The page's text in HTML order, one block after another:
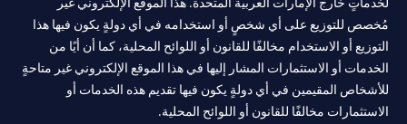
مُخصص للتوزيع على أي شخصٍ أو استخدامه في أي دولةٍ يكون فيها هذا
التوزيع أو الاستخدام مخالفًا للقانون أو اللوائح المحلية، كما أن أيًا من
الخدمات أو الاستثمارات المشار إليها في هذا الموقع الإلكتروني غير متاحةٍ
للأشخاص المقيمين في أي دولةٍ يكون فيها تقديم هذه الخدمات أو
الاستثمارات مخالفًا للقانون أو اللوائح المحلية.